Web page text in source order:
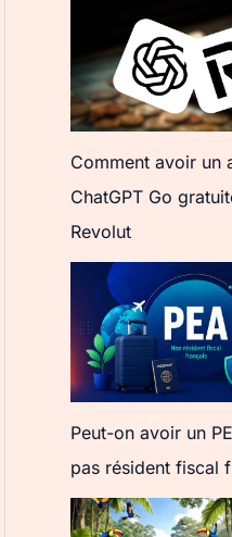
Comment avoir un
ChatGPT Go
Revolut
Peut-on avoir un
pas résident fiscal